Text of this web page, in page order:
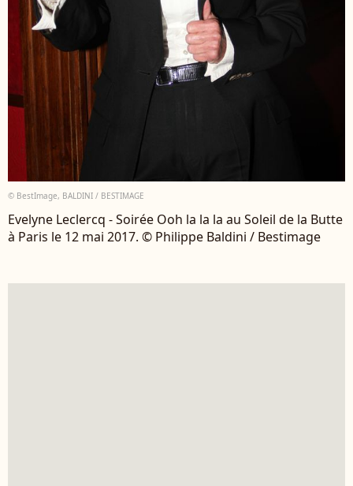
© BestImage, BALDINI / BESTIMAGE
Evelyne Leclercq - Soirée Ooh la la la au Soleil de la Butte
à Paris le 12 mai 2017. © Philippe Baldini / Bestimage